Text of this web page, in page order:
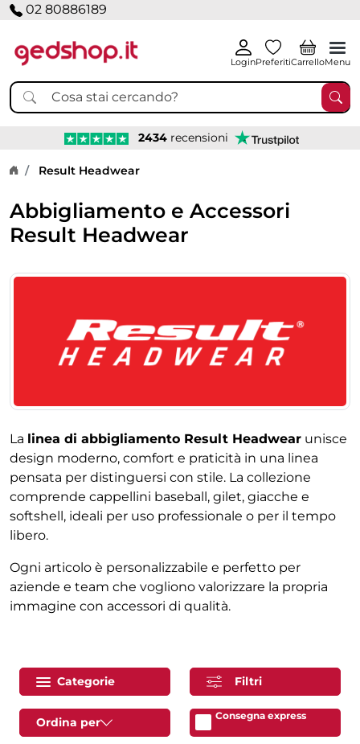
02 80886189
LoginPreferitiCarrelloMenu
2434 recensioni
Home page
Result Headwear
Abbigliamento e Accessori
Result Headwear
La linea di abbigliamento Result Headwear unisce
design moderno, comfort e praticità in una linea
pensata per distinguersi con stile. La collezione
comprende cappellini baseball, gilet, giacche e
softshell, ideali per uso professionale o per il tempo
libero.
Ogni articolo è personalizzabile e perfetto per
aziende e team che vogliono valorizzare la propria
immagine con accessori di qualità.
Categorie Filtri
Ordina per Consegna express